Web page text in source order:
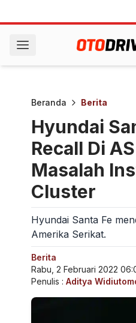
Beranda Berita
Hyundai
Recall Di
Masalah
Cluster
Hyundai Santa Fe
Amerika Serikat.
Berita
Rabu, 2 Februari 2022
Penulis : Aditya